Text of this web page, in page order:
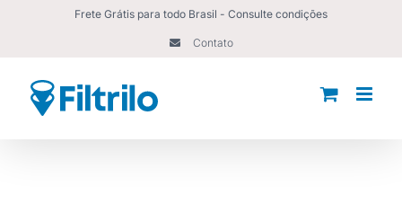
conteúdo
Frete Grátis para todo Brasil - Consulte condições
Contato